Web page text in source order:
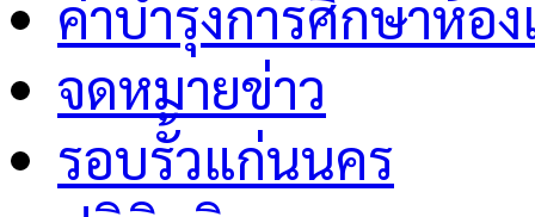
ค่าบำรุงการศึกษาห้อ
จดหมายข่าว
รอบรั้วแก่นนคร